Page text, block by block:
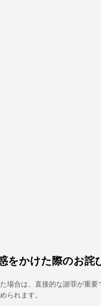
をかけた際のお詫
場合は、直接的な謝罪が重要
られます。